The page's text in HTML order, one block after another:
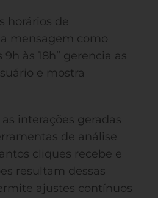
horários de
mensagem como
às 18h” gerencia as
e mostra
interações geradas
de análise
cliques recebe e
resultam dessas
ajustes contínuos